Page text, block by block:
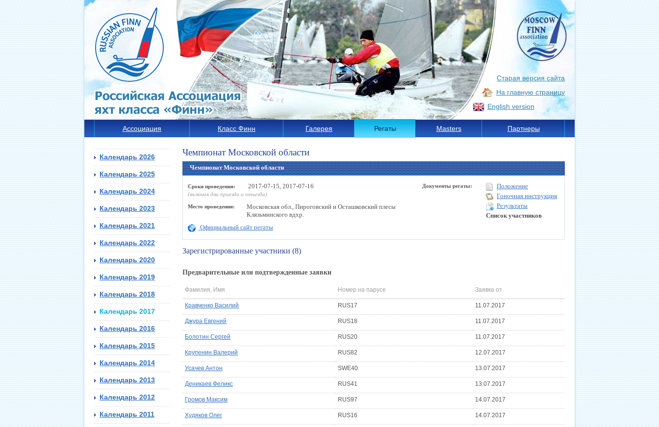
Старая версия сайта
На главную страницу
English version
Ассоциация Класс Финн Галерея Регаты Masters Партнеры
Чемпионат Московской области
Чемпионат Московской области
Документы регаты:
Положение
Гоночная инструкция
Результаты
Список участников
Сроки проведения: 2017-07-15, 2017-07-16
(включая дни приезда и отъезда)
Место проведения:
Московская обл., Пироговский и Осташковский плесы
Клязьминского вдхр.
Официальный сайт регаты
Зарегистрированные участники (8)
Предварительные или подтвержденные заявки
Фамилия, Имя Номер на парусе Заявка от
Кравченко Василий RUS17 11.07.2017
Джура Евгений RUS18 11.07.2017
Болотин Сергей RUS20 11.07.2017
Крупенин Валерий RUS82 12.07.2017
Усачев Антон SWE40 13.07.2017
Деникаев Феликс RUS41 13.07.2017
Громов Максим RUS97 14.07.2017
Худяков Олег RUS16 14.07.2017
Календарь 2026
Календарь 2025
Календарь 2024
Календарь 2023
Календарь 2021
Календарь 2022
Календарь 2020
Календарь 2019
Календарь 2018
Календарь 2017
Календарь 2016
Календарь 2015
Календарь 2014
Календарь 2013
Календарь 2012
Календарь 2011